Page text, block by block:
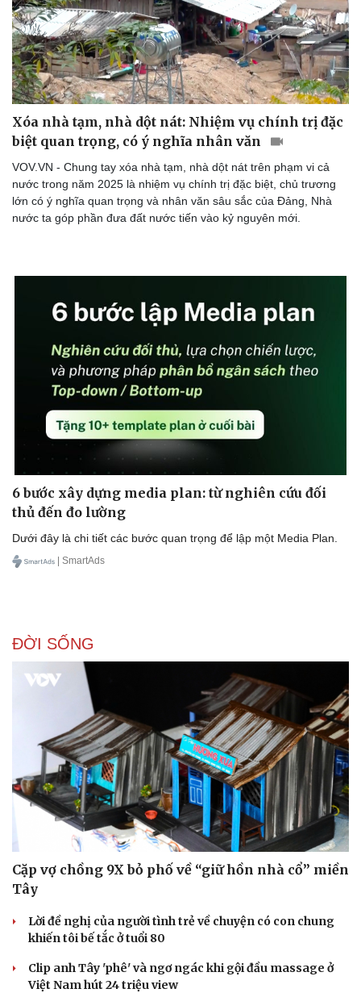
Doanh nghiệp
Thông tin doanh nghiệp
Doanh nghiệp 24h
Vì cộng đồng
Công nghệ
Sành điệu
Tin Công nghệ
Trải nghiệm
Chuyển đổi số
Xóa nhà tạm, nhà dột nát: Nhiệm vụ chính trị đặc
biệt quan trọng, có ý nghĩa nhân văn
VOV.VN - Chung tay xóa nhà tạm, nhà dột nát trên phạm vi cả
nước trong năm 2025 là nhiệm vụ chính trị đặc biệt, chủ trương
lớn có ý nghĩa quan trọng và nhân văn sâu sắc của Đảng, Nhà
nước ta góp phần đưa đất nước tiến vào kỷ nguyên mới.
6 bước xây dựng media plan: từ nghiên cứu đối
thủ đến đo lường
Dưới đây là chi tiết các bước quan trọng để lập một Media Plan.
| SmartAds
ĐỜI SỐNG
Cặp vợ chồng 9X bỏ phố về “giữ hồn nhà cổ” miền
Tây
Lời đề nghị của người tình trẻ về chuyện có con chung
khiến tôi bế tắc ở tuổi 80
Clip anh Tây 'phê' và ngơ ngác khi gội đầu massage ở
Việt Nam hút 24 triệu view